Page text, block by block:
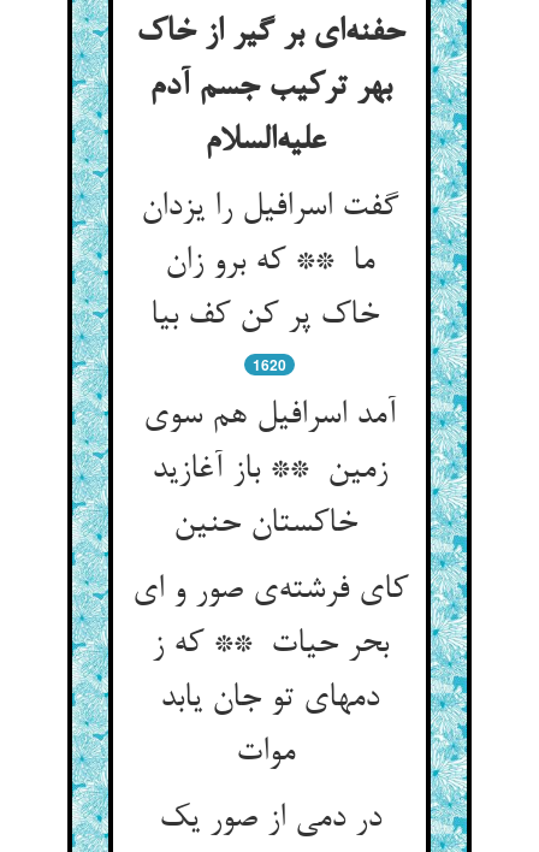
حفنه‌ای بر گیر از خاک
بهر ترکیب جسم آدم
علیه‌السلام
گفت اسرافیل را یزدان
ما ** که برو زان
1620
آمد اسرافیل هم سوی
زمین ** باز آغازید
خاکستان حنین
کای فرشته‌ی صور و ای
بحر حیات ** که ز
دمهای تو جان یابد
موات
در دمی از صور یک